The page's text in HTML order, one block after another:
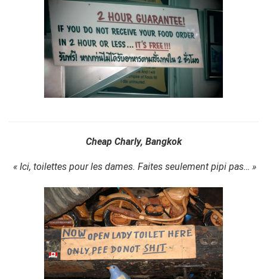
Cheap Charly, Bangkok
« Ici, toilettes pour les dames. Faites seulement pipi pas… »